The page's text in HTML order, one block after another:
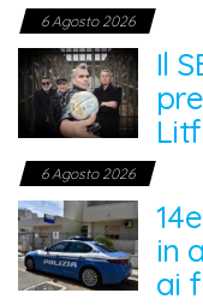
6 Agosto 2026
Il
6 Agosto 2026
in
ai